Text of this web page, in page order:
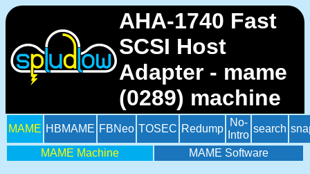
AHA-1740 Fast
SCSI Host
Adapter - mame
(0289) machine
MAME HBMAME FBNeo TOSEC Redump
No-
Intro
search
MAME Machine MAME Software